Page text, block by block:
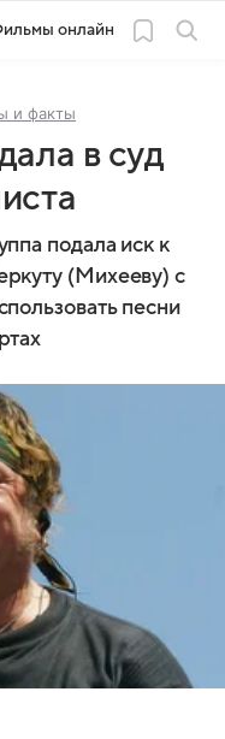
онлайн
и факты
в суд
подала иск к
(Михееву) с
песни